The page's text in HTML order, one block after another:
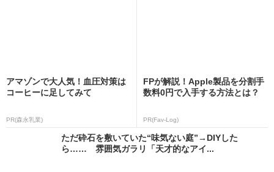
アマゾンで大人気！血圧対策は
コーヒーに足してみて
PR(森永乳業)
FPが解説！Apple製品を分割手
数料0円で入手する方法とは？
PR(Fav-Log)
ただ砕石を敷いていた“味気ない庭”→DIYした
ら…… 雰囲気ガラリ「天才的なアイ...